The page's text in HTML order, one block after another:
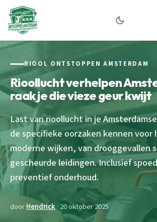
RIOOL ONTSTOPPEN AMSTERDAM
Rioollucht verhelpen
raak je die vieze geur kwijt
Last van rioollucht in je
de specifieke oorzaken kennen voor
moderne wijken, van drooggevallen
gescheurde leidingen. Inclusief
preventief onderhoud.
doorHendrick· 20 oktober 2025